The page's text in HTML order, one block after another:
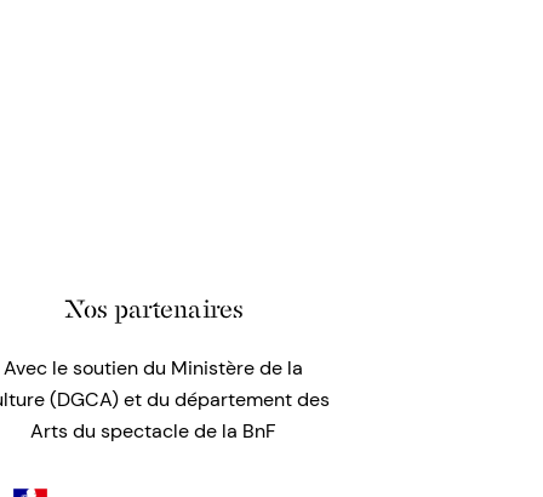
Nos partenaires
Avec le soutien du Ministère de la
(DGCA) et du département des
Arts du spectacle de la BnF